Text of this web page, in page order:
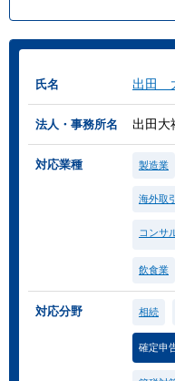
氏名 出田
法人・事務所名 出田大
対応業種 製造業
海外取
コンサ
飲食業
対応分野 相続
確定申